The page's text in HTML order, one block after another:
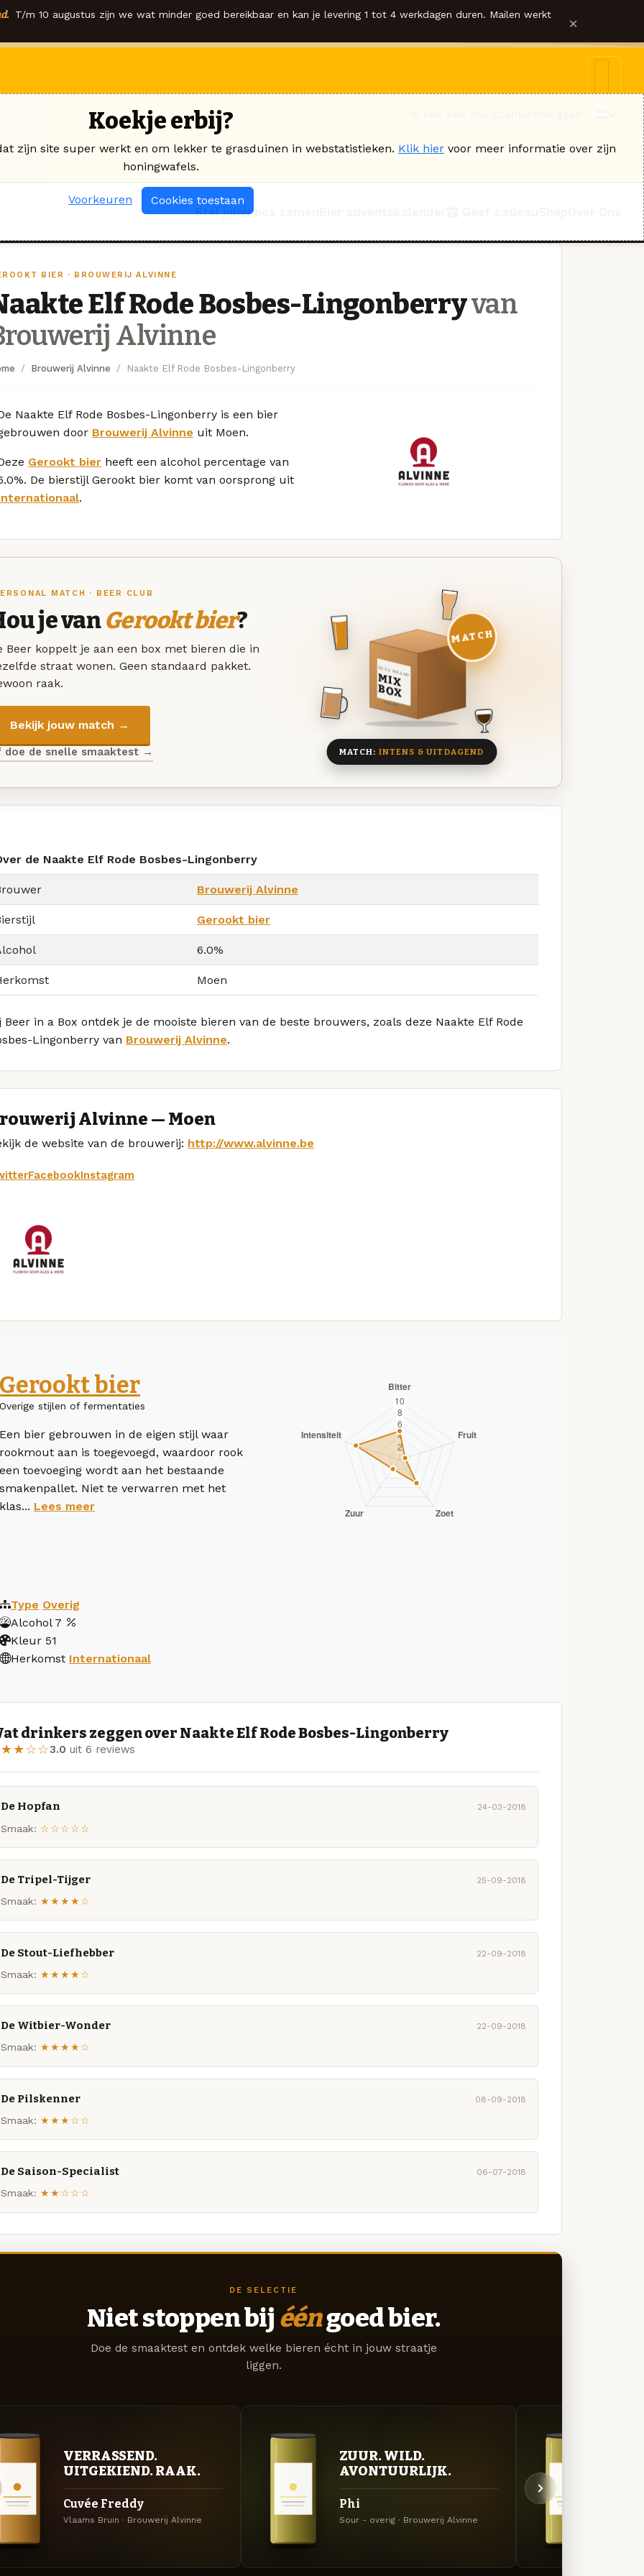
T/m 10 augustus zijn we wat minder goed bereikbaar en kan je levering 1 tot 4 werkdagen duren. Mailen werkt ×
Stel jouw box samen
BIER · BROUWERIJ ALVINNE
Elf Rode Bosbes-Lingonberryvan
Alvinne
Brouwerij Alvinne Naakte Elf Rode Bosbes-Lingonberry
Naakte Elf Rode Bosbes-Lingonberry is een bier
door Brouwerij Alvinne uit Moen.
Gerookt bier heeft een alcohol percentage van
De bierstijl Gerookt bier komt van oorsprong uit
.
MATCH · BEER CLUB
je vanGerookt bier?
Beer koppelt je aan een box met bieren die in
straat wonen. Geen standaard pakket.
raak.
Bekijk jouw match →
doe de snelle smaaktest →
DEZE MAAND
MIX
BOX
8 BIEREN
MATCH
MATCH: INTENS & UITDAGEND
de Naakte Elf Rode Bosbes-Lingonberry
Brouwerij Alvinne
Gerookt bier
6.0%
Moen
Beer in a Box ontdek je de mooiste bieren van de beste brouwers, zoals deze Naakte Elf Rode
Lingonberry van Brouwerij Alvinne.
Alvinne — Moen
de website van de brouwerij: http://www.alvinne.be
FacebookInstagram
Gerookt bier
Overige stijlen of fermentaties
Een bier gebrouwen in de eigen stijl waar
rookmout aan is toegevoegd, waardoor rook
een toevoeging wordt aan het bestaande
smakenpallet. Niet te verwarren met het
klas... Lees meer
Type Overig
Alcohol 7
Kleur 51
Herkomst Internationaal
drinkers zeggen over Naakte Elf Rode Bosbes-Lingonberry
3.0 uit 6 reviews
De Hopfan 24-03-2018
Smaak: ☆☆☆☆☆
De Tripel-Tijger 25-09-2018
Smaak: ★★★★☆
De Stout-Liefhebber 22-09-2018
Smaak: ★★★★☆
De Witbier-Wonder 22-09-2018
Smaak: ★★★★☆
De Pilskenner 08-09-2018
Smaak: ★★★☆☆
De Saison-Specialist 06-07-2018
Smaak: ★★☆☆☆
DE SELECTIE
Niet stoppen bij ééngoed bier.
Doe de smaaktest en ontdek welke bieren écht in jouw straatje
liggen.
VERRASSEND.
UITGEKIEND. RAAK.
Cuvée Freddy
Vlaams Bruin · Brouwerij Alvinne
ZUUR. WILD.
AVONTUURLIJK.
Phi
Sour - overig · Brouwerij Alvinne
Koekje erbij?
zijn site super werkt en om lekker te grasduinen in webstatistieken. Klik hier voor meer informatie over zijn
honingwafels.
Voorkeuren Cookies toestaan